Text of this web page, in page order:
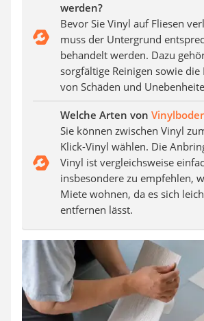
werden?
Bevor Sie Vinyl auf Fliesen
muss der Untergrund
behandelt werden. Dazu
sorgfältige Reinigen sowie die
von Schäden und
Welche Arten von
Sie können zwischen Vinyl
Klick-Vinyl wählen. Die
Vinyl ist vergleichsweise
insbesondere zu empfehlen,
Miete wohnen, da es sich
entfernen lässt.